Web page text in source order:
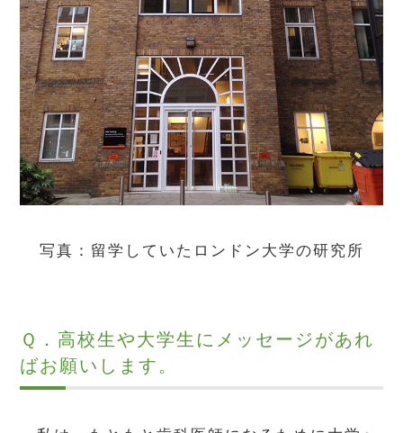
写真：留学していたロンドン大学の研究所
Ｑ．高校生や大学生にメッセージがあれ
ばお願いします。